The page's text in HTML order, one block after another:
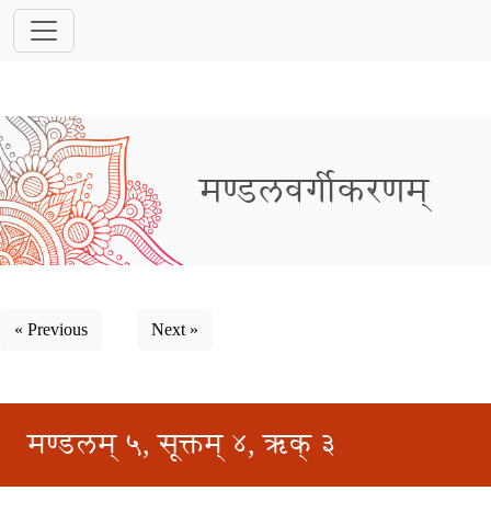
मण्डलवर्गीकरणम्
« Previous Next »
मण्डलम् ५, सूक्तम् ४, ऋक् ३